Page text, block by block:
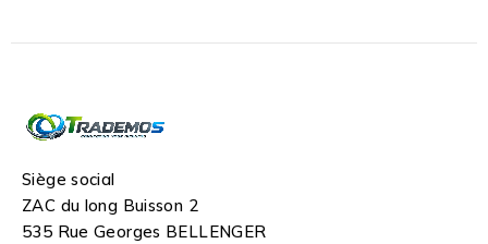
Siège social
ZAC du long Buisson 2
535 Rue Georges BELLENGER